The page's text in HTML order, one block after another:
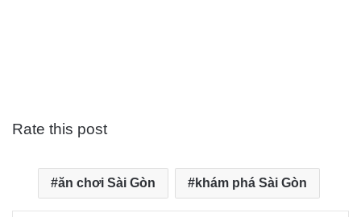
Rate this post
ăn chơi Sài Gòn khám phá Sài Gòn